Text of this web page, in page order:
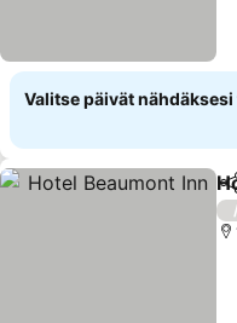
Valitse päivät
/